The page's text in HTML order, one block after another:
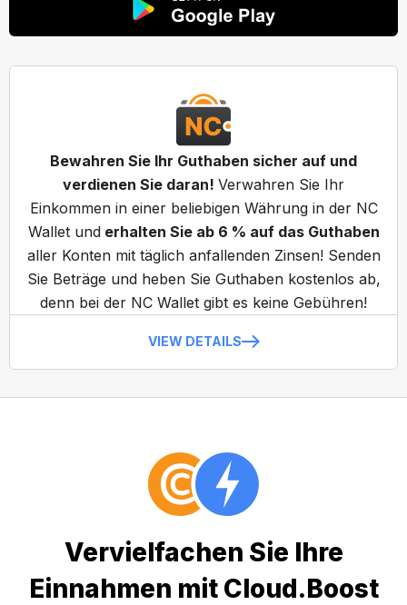
Bewahren Sie Ihr Guthaben sicher auf und
verdienen Sie daran! Verwahren Sie Ihr
Einkommen in einer beliebigen Währung in der NC
Wallet underhalten Sie ab 6 % auf das Guthaben
aller Konten mit täglich anfallenden Zinsen! Senden
Sie Beträge und heben Sie Guthaben kostenlos ab,
denn bei der NC Wallet gibt es keine Gebühren!
VIEW DETAILS
Vervielfachen Sie Ihre
Einnahmen mit Cloud.Boost